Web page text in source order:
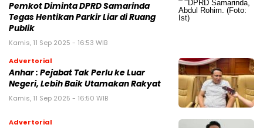
Pemkot Diminta DPRD Samarinda
Tegas Hentikan Parkir Liar di Ruang
Publik
Kamis, 11 Sep 2025 - 16:53 WIB
Advertorial
Anhar : Pejabat Tak Perlu ke Luar
Negeri, Lebih Baik Utamakan Rakyat
Kamis, 11 Sep 2025 - 16:50 WIB
Advertorial